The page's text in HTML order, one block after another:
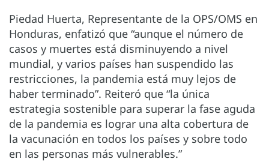
Piedad Huerta, Representante de la OPS/OMS en
Honduras, enfatizó que “aunque el número de
casos y muertes está disminuyendo a nivel
mundial, y varios países han suspendido las
restricciones, la pandemia está muy lejos de
haber terminado”. Reiteró que “la única
estrategia sostenible para superar la fase aguda
de la pandemia es lograr una alta cobertura de
la vacunación en todos los países y sobre todo
en las personas más vulnerables.”